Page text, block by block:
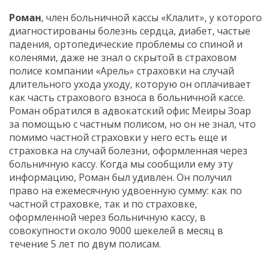
Роман, член больничной кассы «Клалит», у которого
диагностированы болезнь сердца, диабет, частые
падения, ортопедические проблемы со спиной и
коленями, даже не знал о скрытой в страховом
полисе компании «Арель» страховки на случай
длительного ухода уходу, которую он оплачивает
как часть страхового взноса в больничной кассе.
Роман обратился в адвокатский офис Меиры Зоар
за помощью с частным полисом, но он не знал, что
помимо частной страховки у него есть еще и
страховка на случай болезни, оформленная через
больничную кассу. Когда мы сообщили ему эту
информацию, Роман был удивлен. Он получил
право на ежемесячную удвоенную сумму: как по
частной страховке, так и по страховке,
оформленной через больничную кассу, в
совокупности около 9000 шекелей в месяц в
течение 5 лет по двум полисам.